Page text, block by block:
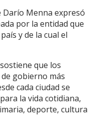
Menna expresó
por la entidad que
y de la cual el
que los
gobierno más
cada ciudad se
la vida cotidiana,
deporte, cultura